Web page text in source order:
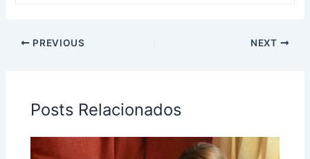
PREVIOUS NEXT
Posts Relacionados